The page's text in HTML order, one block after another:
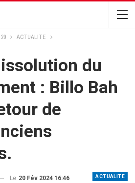
20 ACTUALITE
du
: Billo Bah
de
ACTUALITE
Le 20 Fév 2024 16:46